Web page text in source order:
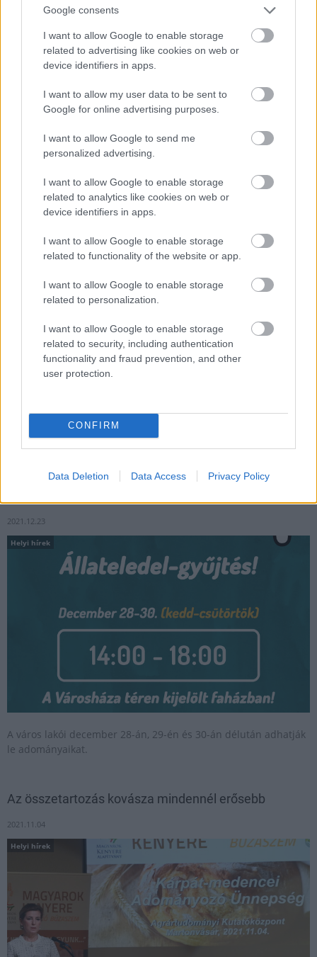
Google consents
I want to allow Google to enable storage
related to advertising like cookies on web or
device identifiers in apps.
I want to allow my user data to be sent to
Google for online advertising purposes.
I want to allow Google to send me
personalized advertising.
I want to allow Google to enable storage
related to analytics like cookies on web or
device identifiers in apps.
I want to allow Google to enable storage
related to functionality of the website or app.
I want to allow Google to enable storage
related to personalization.
I want to allow Google to enable storage
related to security, including authentication
functionality and fraud prevention, and other
user protection.
CONFIRM
Data Deletion Data Access Privacy Policy
kórházaknak az Országos Jótékonysági Vadászati Közhasznú
Nonprofit Kft.: hétfőn a Fejér Vármegyei Szent György Egyetemi
Oktató Kórházban adtak át mintegy hétmillió forint értékű
Elkezdődött a civil központokban összegyűjtött
adományok kiszállítása Kárpátaljára
Helyi hírek
magyar családok megsegítésére gyűjtöttek - jelentette be
hétfőn, Székesfehérváron a Miniszterelnökség civil és
társadalmi kapcsolatokért felelős helyettes államtitkára.
2021.12.23
Helyi hírek
A város lakói december 28-án, 29-én és 30-án délután adhatják
le adományaikat.
Az összetartozás kovásza mindennél erősebb
2021.11.04
Helyi hírek